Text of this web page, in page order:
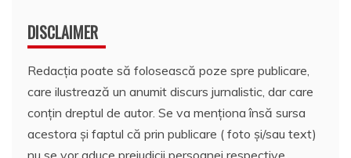
DISCLAIMER
Redacția poate să folosească poze spre publicare,
care ilustrează un anumit discurs jurnalistic, dar care
conțin dreptul de autor. Se va menționa însă sursa
acestora și faptul că prin publicare ( foto și/sau text)